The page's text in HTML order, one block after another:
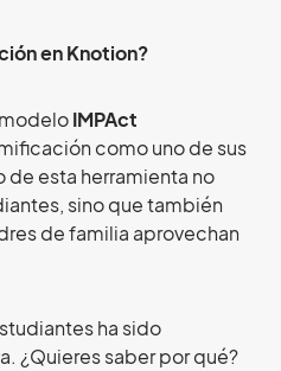
en Knotion?
IMPAct
como uno de sus
de esta herramienta no
sino que también
de familia aprovechan
ha sido
¿Quieres saber por qué?